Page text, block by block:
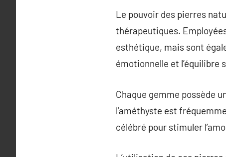
Le pouvoir des pierres
thérapeutiques.
esthétique, mais sont
émotionnelle et l’équilibre
Chaque gemme possède
l’améthyste est
célébré pour stimuler